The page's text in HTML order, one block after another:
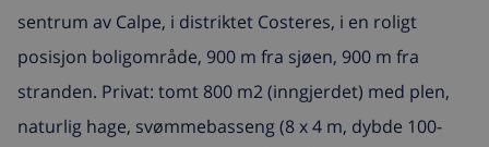
sentrum av Calpe, i distriktet Costeres, i en roligt
posisjon boligområde, 900 m fra sjøen, 900 m fra
stranden. Privat: tomt 800 m2 (inngjerdet) med plen,
naturlig hage, svømmebasseng (8 x 4 m, dybde 100-